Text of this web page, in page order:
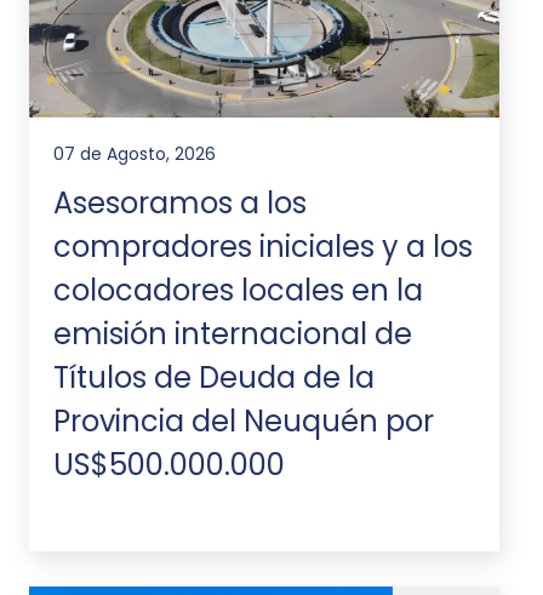
07 de Agosto, 2026
Asesoramos a los
compradores iniciales y a los
colocadores locales en la
emisión internacional de
Títulos de Deuda de la
Provincia del Neuquén por
US$500.000.000